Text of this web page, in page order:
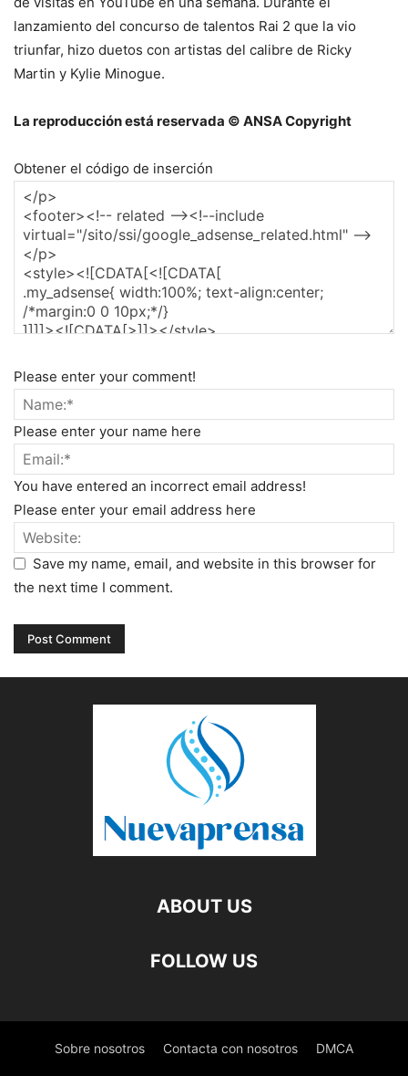
lanzamiento del concurso de talentos Rai 2 que la vio
triunfar, hizo duetos con artistas del calibre de Ricky
Martin y Kylie Minogue.
La reproducción está reservada © ANSA Copyright
Obtener el código de inserción
Please enter your comment!
Please enter your name here
You have entered an incorrect email address!
Please enter your email address here
Save my name, email, and website in this browser for
the next time I comment.
ABOUT US
FOLLOW US
Sobre nosotros Contacta con nosotros DMCA